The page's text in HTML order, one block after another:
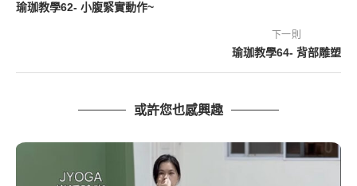
瑜珈教學62- 小腹緊實動作~
下一則
瑜珈教學64- 背部雕塑
或許您也感興趣